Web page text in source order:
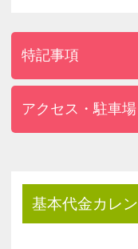
【貸出品（一部）
・各階にズボンプ
・テンピュール枕
・アイロン、アイ
・毛布
【その他】
VOD（ビデオ・オ
特記事項
アクセス・駐車場
基本代金カレ